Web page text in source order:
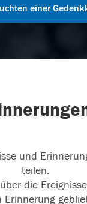
einer
und
teilen.
die
Erinnerung